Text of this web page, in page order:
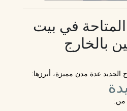
في بيت
بالخارج
عدة مدن مميزة، أبرزها:
من: